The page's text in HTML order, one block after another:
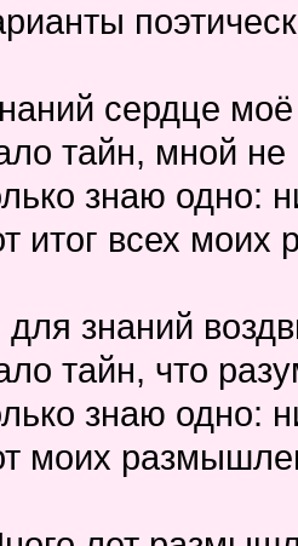
сердце
тайн, мной не
знаю одно:
итог всех моих
знаний
тайн, что
знаю одно:
моих